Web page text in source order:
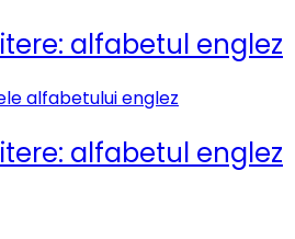
alfabetul englez
alfabetul englez